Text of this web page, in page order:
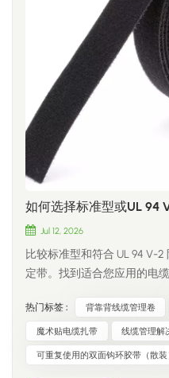
如何选择标准型或UL 94
Jul 12, 2026
比较标准型和符合 UL 94 V-
定带。找到适合您应用的电
重于成本效益和日常使用性
阻燃要求的材料。 为了满足
准阻燃材料和 UL 94 V-2 阻
热门标签 : 背靠背线缆管理卷
魔术贴电缆扎带 线缆管理解
可重复使用的双面钩环胶带（散装